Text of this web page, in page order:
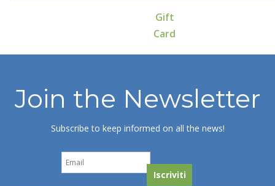
Gift
Card
Join the Newsletter
Subscribe to keep informed on all the news!